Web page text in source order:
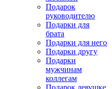
Подарок
руководителю
Подарки для
брата
Подарки для него
Подарки другу
Подарки
мужчинам
коллегам
Подарок девушке